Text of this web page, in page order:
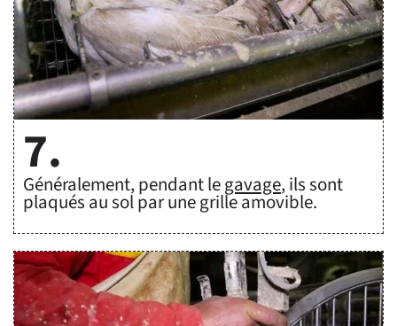
7.
Généralement, pendant legavage, ils sont
plaqués au sol par une grille amovible.